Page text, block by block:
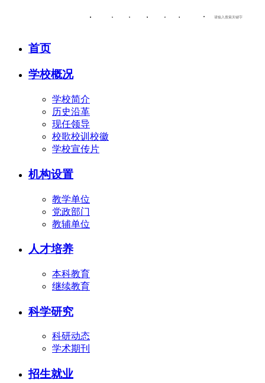
OA办公系统 校园邮箱 信息公开 人才招聘 图书馆 师范文化长廊
首页
学校概况
学校简介
历史沿革
现任领导
校歌校训校徽
学校宣传片
机构设置
教学单位
党政部门
教辅单位
人才培养
本科教育
继续教育
科学研究
科研动态
学术期刊
招生就业